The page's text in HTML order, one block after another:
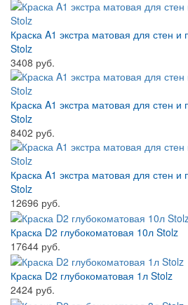
Краска A1 экстра матовая для стен
Stolz
3408 руб.
Краска A1 экстра матовая для стен
Stolz
8402 руб.
Краска A1 экстра матовая для стен
Stolz
12696 руб.
Краска D2 глубокоматовая 10л Stolz
17644 руб.
Краска D2 глубокоматовая 1л Stolz
2424 руб.